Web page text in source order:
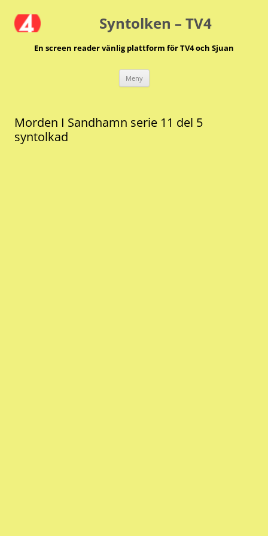
till
innehåll Syntolken – TV4
En screen reader vänlig plattform för TV4 och Sjuan
Meny
Morden I Sandhamn serie 11 del 5
syntolkad